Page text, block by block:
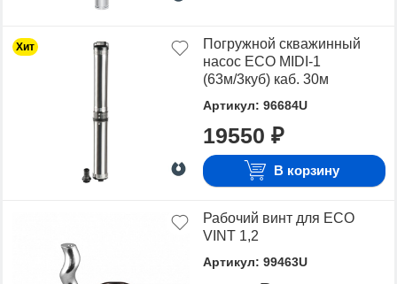
Хит
Погружной скважинный
насос ECO MIDI-1
(63м/3куб) каб. 30м
Артикул: 96684U
19550 ₽
В корзину
Рабочий винт для ECO
VINT 1,2
Артикул: 99463U